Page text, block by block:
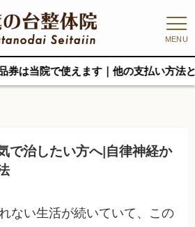
MENU
ます｜他の支払い方法と併用可
で治したい方へ|自律神経か
ない生活が続いていて、この